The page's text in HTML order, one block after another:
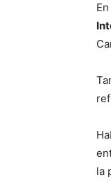
la